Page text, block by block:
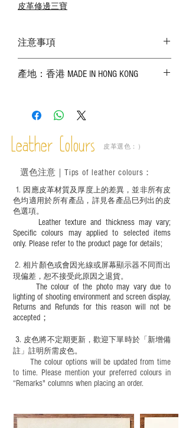
皮革修邊三寶
注意事項
實物為準；
－ 植鞣皮革容易受環境、使用程度等產生
成後定期在皮面塗上皮革專用清潔劑及貂
鼠油等；
適合六歲以下兒童使用；六至十二歲兒童
必須由成年人陪同下使用並應小心處理。
產地：香港 MADE IN HONG KONG
Leather Colours 皮革選色：）
1. ​ 因應皮革材質及厚度上的差異，並非所有皮
色均適用於所有產品，詳見各產品巳列出的皮
色選項。
Leather texture and thickness may vary;
Specific colours may applied to selected items
only. Please refer to the product page for details;
​2.相片顏色或會因光線或屏幕顯示器不同而出
現偏差，恕不接受此原因之退貨。
The colour of the photo may vary due to
lighting of shooting environment and screen display,
Returns and Refunds for this reason will not be
accepted；
3. 皮色將不定期更新，歡迎下單時於「新增備
註」註明 所需皮色。
The colour options will be updated from time
to time. Please mention your preferred colours in
“Remarks" columns when placing an order.
選色注意｜ Tips of leather colours ：